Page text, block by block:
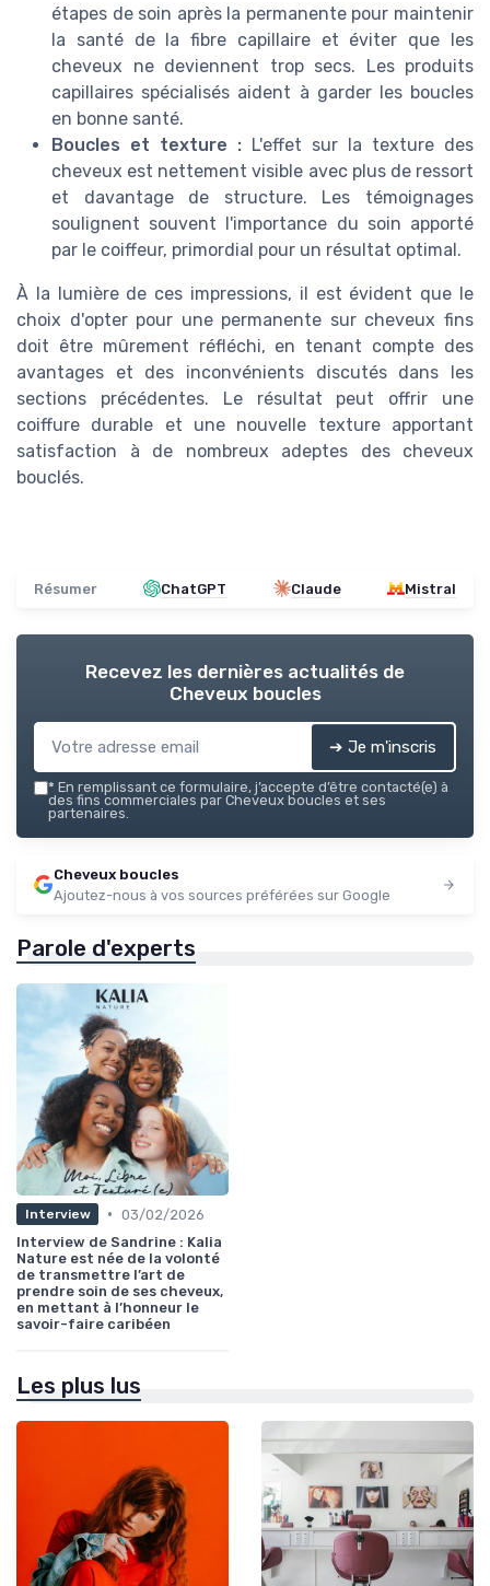
étapes de soin après la permanente pour maintenir
la santé de la fibre capillaire et éviter que les
cheveux ne deviennent trop secs. Les produits
capillaires spécialisés aident à garder les boucles
en bonne santé.
Boucles et texture : L'effet sur la texture des
cheveux est nettement visible avec plus de ressort
et davantage de structure. Les témoignages
soulignent souvent l'importance du soin apporté
par le coiffeur, primordial pour un résultat optimal.
À la lumière de ces impressions, il est évident que le
choix d'opter pour une permanente sur cheveux fins
doit être mûrement réfléchi, en tenant compte des
avantages et des inconvénients discutés dans les
sections précédentes. Le résultat peut offrir une
coiffure durable et une nouvelle texture apportant
satisfaction à de nombreux adeptes des cheveux
bouclés.
Résumer ChatGPT Claude Mistral
Recevez les dernières actualités de
Cheveux boucles
➔ Je m'inscris
* En remplissant ce formulaire, j’accepte d’être contacté(e) à
des fins commerciales par Cheveux boucles et ses
partenaires.
Cheveux boucles
Ajoutez-nous à vos sources préférées sur Google
Parole d'experts
Interview • 03/02/2026
Interview de Sandrine : Kalia
Nature est née de la volonté
de transmettre l’art de
prendre soin de ses cheveux,
en mettant à l’honneur le
savoir-faire caribéen
Les plus lus